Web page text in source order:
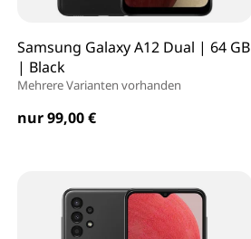
Samsung Galaxy A12 Dual | 64 GB
| Black
Mehrere Varianten vorhanden
nur 99,00 €